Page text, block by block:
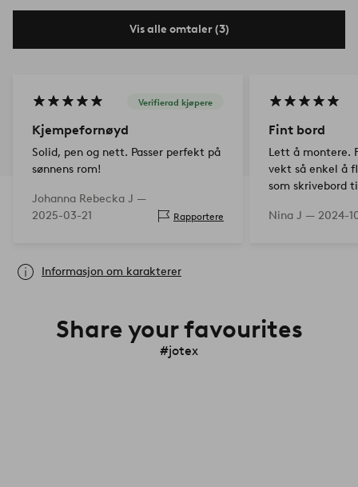
Vis alle omtaler (3)
Verifierad kjøpere
Kjempefornøyd
Solid, pen og nett. Passer perfekt på
sønnens rom!
Johanna Rebecka J —
2025-03-21
Rapportere
Fint bord
Lett å montere.
vekt så enkel å
som skrivebord
Formen gjør at
Nina J — 2024-
Informasjon om karakterer
Share your favourites
#jotex